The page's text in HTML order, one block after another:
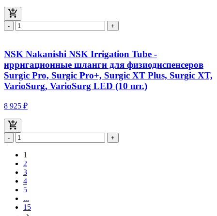
- +
NSK Nakanishi NSK Irrigation Tube -
ирригационные шланги для физиодиспенсеров
Surgic Pro, Surgic Pro+, Surgic XT Plus, Surgic XT,
VarioSurg, VarioSurg LED (10 шт.)
8 925 ₽
- +
1
2
3
4
5
...
15